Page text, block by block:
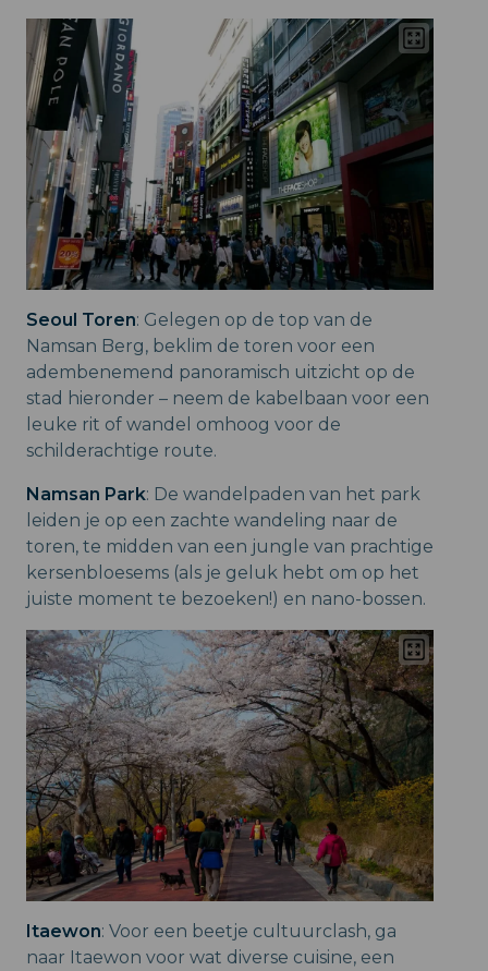
Seoul Toren: Gelegen op de top van de
Namsan Berg, beklim de toren voor een
adembenemend panoramisch uitzicht op de
stad hieronder – neem de kabelbaan voor een
leuke rit of wandel omhoog voor de
schilderachtige route.
Namsan Park: De wandelpaden van het park
leiden je op een zachte wandeling naar de
toren, te midden van een jungle van prachtige
kersenbloesems (als je geluk hebt om op het
juiste moment te bezoeken!) en nano-bossen.
Itaewon: Voor een beetje cultuurclash, ga
naar Itaewon voor wat diverse cuisine, een